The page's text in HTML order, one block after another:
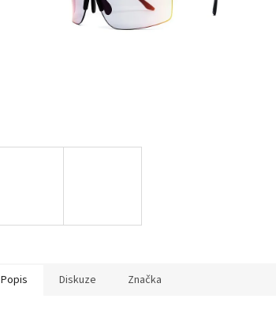
Popis Diskuze Značka